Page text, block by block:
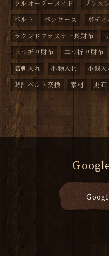
フルオーダーメイド ブレス
ベルト ペンケース ボディ
ラウンドファスナー長財布
三つ折り財布 二つ折り財布
名刺入れ 小物入れ 小銭入
時計ベルト交換 素材 財布